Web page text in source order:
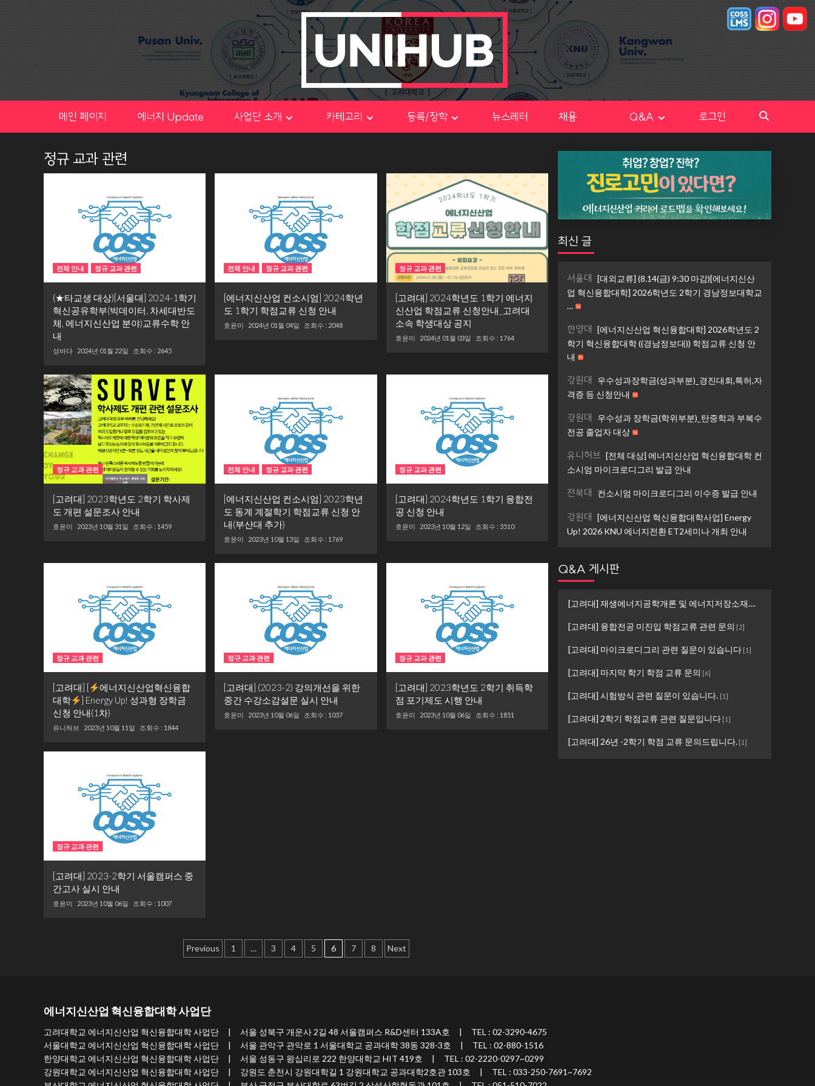
메인 페이지 에너지 Update 사업단 소개 카테고리 등록/장학 뉴스레터 채용 Q&A 로그인
정규 교과 관련
전체 안내 정규 교과 관련
(★타교생 대상)[서울대] 2024-1학기
혁신공유학부(빅데이터, 차세대반도
체, 에너지신산업 분야)교류수학 안
내
성바다 2024년 01월 22일 조회수 : 2645
전체 안내 정규 교과 관련
[에너지신산업 컨소시엄] 2024학년
도 1학기 학점교류 신청 안내
호윤미 2024년 01월 04일 조회수 : 2048
정규 교과 관련
[고려대] 2024학년도 1학기 에너지
신산업 학점교류 신청안내_고려대
소속 학생대상 공지
호윤미 2024년 01월 03일 조회수 : 1764
정규 교과 관련
[고려대] 2023학년도 2학기 학사제
도 개편 설문조사 안내
호윤미 2023년 10월 31일 조회수 : 1459
전체 안내 정규 교과 관련
[에너지신산업 컨소시엄] 2023학년
도 동계 계절학기 학점교류 신청 안
내(부산대 추가)
호윤미 2023년 10월 13일 조회수 : 1769
정규 교과 관련
[고려대] 2024학년도 1학기 융합전
공 신청 안내
호윤미 2023년 10월 12일 조회수 : 3510
정규 교과 관련
[고려대] [
에너지신산업혁신융합
대학
] Energy Up! 성과형 장학금
신청 안내(1차)
유니허브 2023년 10월 11일 조회수 : 1844
정규 교과 관련
[고려대] (2023-2) 강의개선을 위한
중간 수강소감설문 실시 안내
호윤미 2023년 10월 06일 조회수 : 1037
정규 교과 관련
[고려대] 2023학년도 2학기 취득학
점 포기제도 시행 안내
호윤미 2023년 10월 06일 조회수 : 1851
정규 교과 관련
[고려대] 2023-2학기 서울캠퍼스 중
간고사 실시 안내
호윤미 2023년 10월 06일 조회수 : 1007
글
게
이
션
Previous 1 … 3 4 5 6 7 8 Next
최신 글
서울대
[대외교류] (8.14(금) 9:30 마감)[에너지신산
업 혁신융합대학] 2026학년도 2학기 경남정보대학교
…
한양대
[에너지신산업 혁신융합대학] 2026학년도 2
학기 혁신융합대학 ((경남정보대)) 학점교류 신청 안
내
강원대
우수성과장학금(성과부분)_경진대회,특허,자
격증 등 신청안내
강원대
우수성과 장학금(학위부분)_탄중학과 부복수
전공 졸업자 대상
유니허브 [전체 대상] 에너지신산업 혁신융합대학 컨
소시엄 마이크로디그리 발급 안내
전북대 컨소시엄 마이크로디그리 이수증 발급 안내
강원대
[에너지신산업 혁신융합대학사업] Energy
Up! 2026 KNU 에너지전환 ET2세미나 개최 안내
Q&A 게시판
[고려대] 재생에너지공학개론 및 에너지저장소재설계 ...
[고려대] 융합전공 미진입 학점교류 관련 문의 [2]
[고려대] 마이크로디그리 관련 질문이 있습니다[1]
[고려대] 마지막 학기 학점 교류 문의 [6]
[고려대] 시험방식 관련 질문이 있습니다. [1]
[고려대] 2학기 학점교류 관련 질문입니다[1]
[고려대] 26년 -2학기 학점 교류 문의드립니다.[1]
에너지신산업 혁신융합대학 사업단
고려대학교 에너지신산업 혁신융합대학 사업단 | 서울 성북구 개운사 2길 48 서울캠퍼스 R&D센터 133A호 | TEL : 02-3290-4675
서울대학교 에너지신산업 혁신융합대학 사업단 | 서울 관악구 관악로 1 서울대학교 공과대학 38동 328-3호 | TEL : 02-880-1516
한양대학교 에너지신산업 혁신융합대학 사업단 | 서울 성동구 왕십리로 222 한양대학교 HIT 419호 | TEL : 02-2220-0297~0299
강원대학교 에너지신산업 혁신융합대학 사업단 | 강원도 춘천시 강원대학길 1 강원대학교 공과대학2호관 103호 | TEL : 033-250-7691~7692